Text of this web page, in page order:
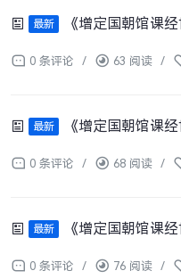
最新 《增定国朝馆课
0 条评论 / 63 阅读 /
最新 《增定国朝馆课
0 条评论 / 68 阅读 /
最新 《增定国朝馆课
0 条评论 / 76 阅读 /